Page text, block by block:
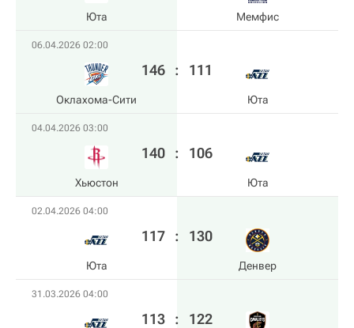
Юта Мемфис
06.04.2026 02:00
Оклахома-Сити
146 : 111
Юта
04.04.2026 03:00
Хьюстон
140 : 106
Юта
02.04.2026 04:00
Юта
117 : 130
Денвер
31.03.2026 04:00
113 : 122